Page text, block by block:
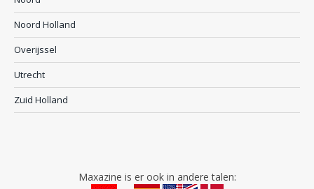
Noord Holland
Overijssel
Utrecht
Zuid Holland
Maxazine is er ook in andere talen: